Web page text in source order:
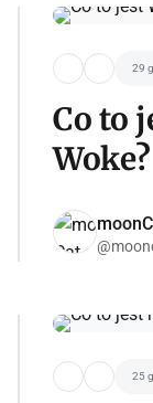
29
Co to
Woke?
25